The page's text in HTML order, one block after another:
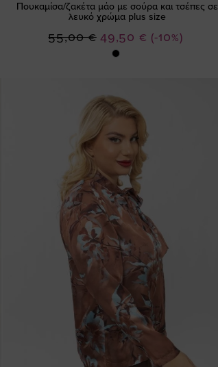
Πουκαμίσα/ζακέτα μάο με σούρα και τσέπες σε
λευκό χρώμα plus size
(-10%)
Ειδική
Τιμή
49,50 €
55,00 €